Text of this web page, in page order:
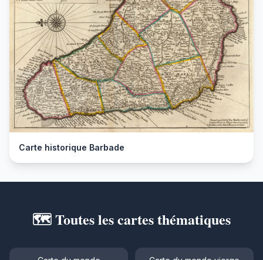
Carte historique Barbade
🗺️ Toutes les cartes thématiques